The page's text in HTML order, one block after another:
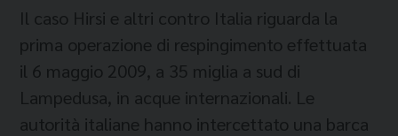
Il caso Hirsi e altri contro Italia riguarda la
prima operazione di respingimento effettuata
il 6 maggio 2009, a 35 miglia a sud di
Lampedusa, in acque internazionali. Le
autorità italiane hanno intercettato una barca